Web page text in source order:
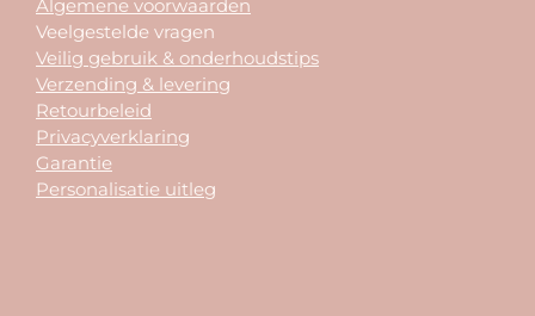
Algemene voorwaarden
Veelgestelde vragen
Veilig gebruik & onderhoudstips
Verzending & levering
Retourbeleid
Privacyverklaring
Garantie
Personalisatie uitleg